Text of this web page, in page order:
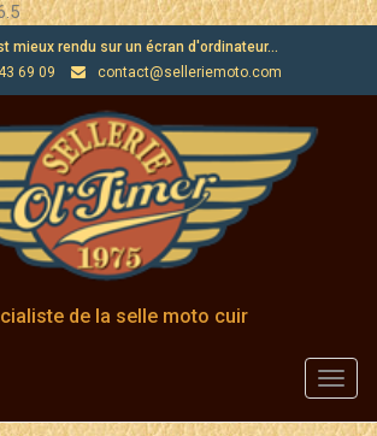
mieux rendu sur un écran d'ordinateur...
69 09
contact@selleriemoto.com
de la selle moto cuir